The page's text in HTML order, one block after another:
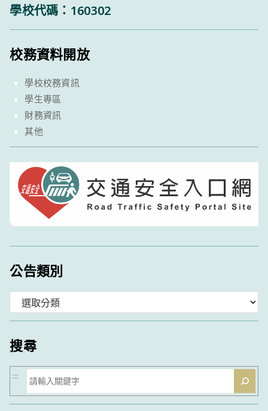
學校代碼：160302
校務資料開放
學校校務資訊
學生專區
財務資訊
其他
公告類別
類
搜尋
搜
尋
:::